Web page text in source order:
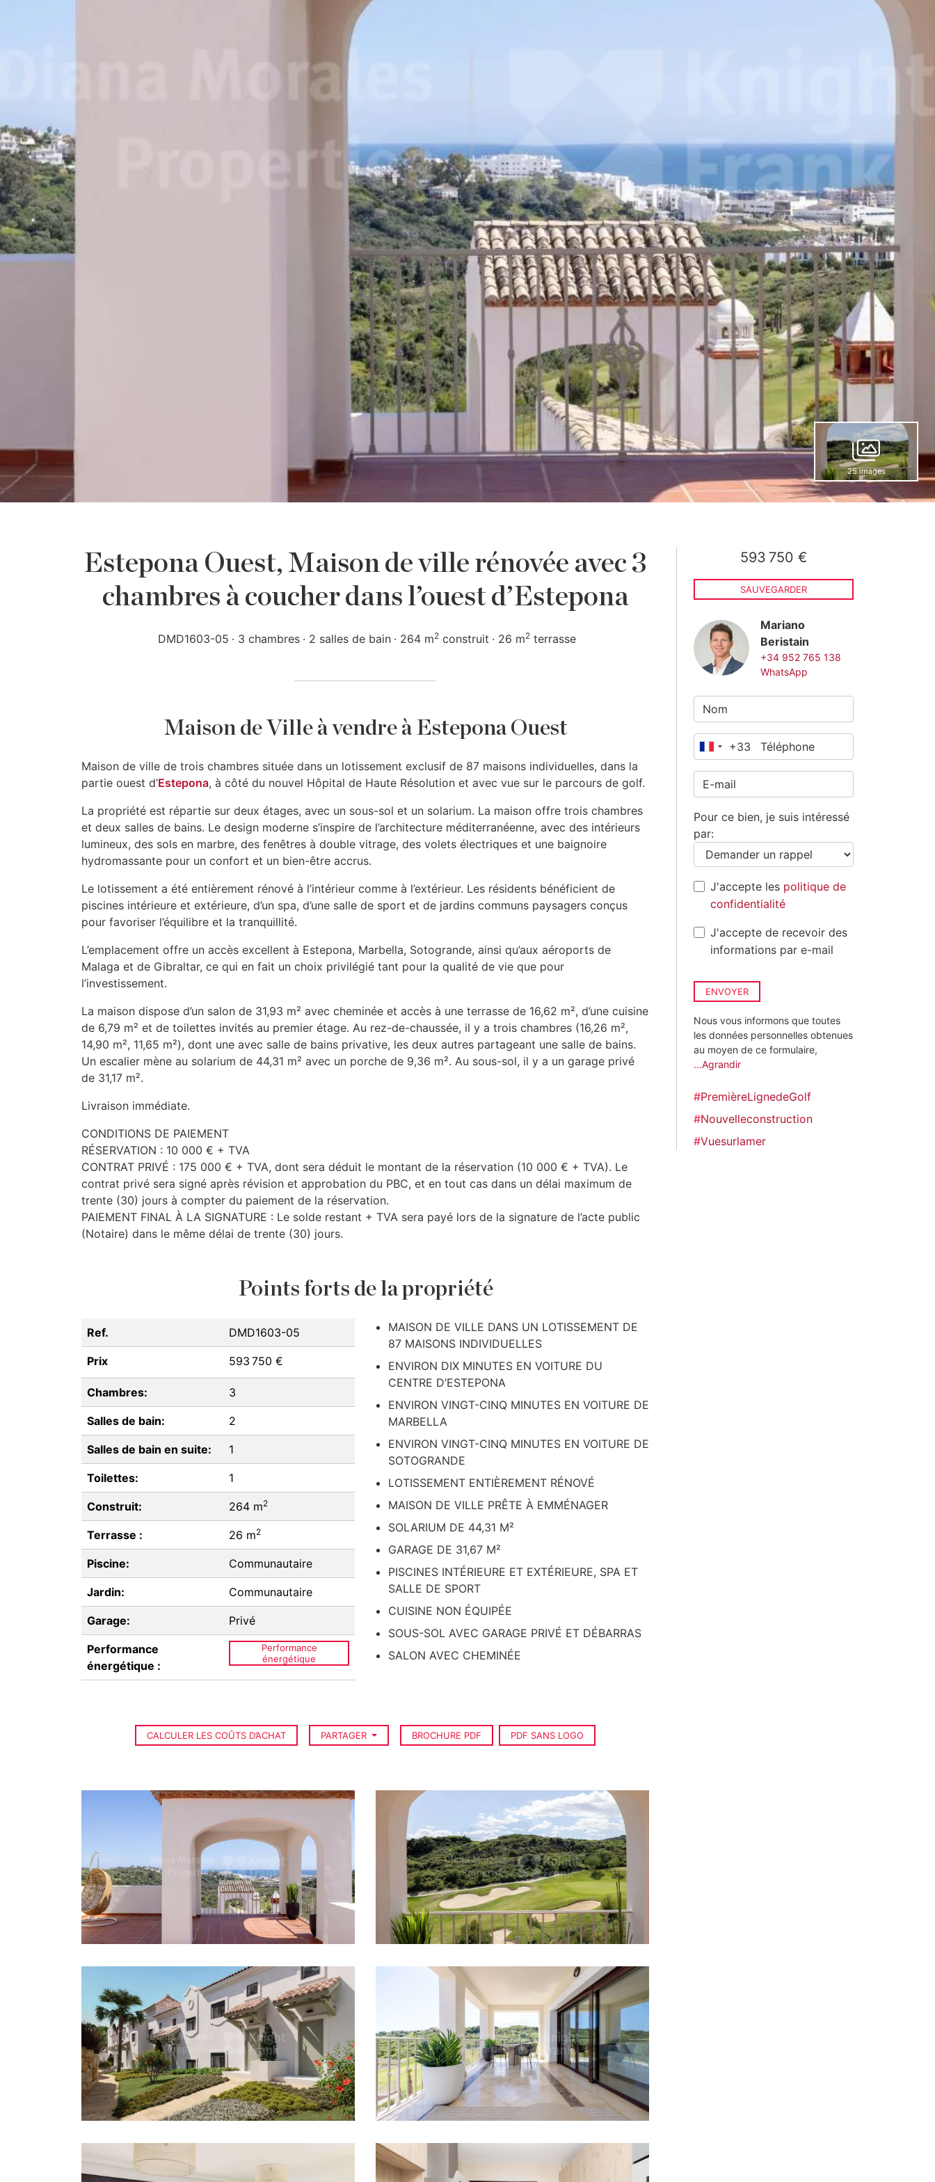
25 images
Estepona Ouest, Maison de ville rénovée avec 3
chambres à coucher dans l’ouest d’Estepona
DMD1603-05 3 chambres 2 salles de bain 264 m2construit 26 m2terrasse
Maison de Ville à vendre à Estepona Ouest
Maison de ville de trois chambres située dans un lotissement exclusif de 87 maisons individuelles, dans la
partie ouest d’Estepona, à côté du nouvel Hôpital de Haute Résolution et avec vue sur le parcours de golf.
La propriété est répartie sur deux étages, avec un sous-sol et un solarium. La maison offre trois chambres
et deux salles de bains. Le design moderne s’inspire de l’architecture méditerranéenne, avec des intérieurs
lumineux, des sols en marbre, des fenêtres à double vitrage, des volets électriques et une baignoire
hydromassante pour un confort et un bien-être accrus.
Le lotissement a été entièrement rénové à l’intérieur comme à l’extérieur. Les résidents bénéficient de
piscines intérieure et extérieure, d’un spa, d’une salle de sport et de jardins communs paysagers conçus
pour favoriser l’équilibre et la tranquillité.
L’emplacement offre un accès excellent à Estepona, Marbella, Sotogrande, ainsi qu’aux aéroports de
Malaga et de Gibraltar, ce qui en fait un choix privilégié tant pour la qualité de vie que pour
l’investissement.
La maison dispose d’un salon de 31,93 m² avec cheminée et accès à une terrasse de 16,62 m², d’une cuisine
de 6,79 m² et de toilettes invités au premier étage. Au rez-de-chaussée, il y a trois chambres (16,26 m²,
14,90 m², 11,65 m²), dont une avec salle de bains privative, les deux autres partageant une salle de bains.
Un escalier mène au solarium de 44,31 m² avec un porche de 9,36 m². Au sous-sol, il y a un garage privé
de 31,17 m².
Livraison immédiate.
CONDITIONS DE PAIEMENT
RÉSERVATION : 10 000 € + TVA
CONTRAT PRIVÉ : 175 000 € + TVA, dont sera déduit le montant de la réservation (10 000 € + TVA). Le
contrat privé sera signé après révision et approbation du PBC, et en tout cas dans un délai maximum de
trente (30) jours à compter du paiement de la réservation.
PAIEMENT FINAL À LA SIGNATURE : Le solde restant + TVA sera payé lors de la signature de l’acte public
(Notaire) dans le même délai de trente (30) jours.
Points forts de la propriété
Ref. DMD1603-05
Prix 593 750 €
Chambres: 3
Salles de bain: 2
Salles de bain en suite: 1
Toilettes: 1
Construit: 264 m2
Terrasse : 26 m2
Piscine: Communautaire
Jardin: Communautaire
Garage: Privé
Performance
énergétique :
Performance
énergétique
MAISON DE VILLE DANS UN LOTISSEMENT DE
87 MAISONS INDIVIDUELLES
ENVIRON DIX MINUTES EN VOITURE DU
CENTRE D’ESTEPONA
ENVIRON VINGT-CINQ MINUTES EN VOITURE DE
MARBELLA
ENVIRON VINGT-CINQ MINUTES EN VOITURE DE
SOTOGRANDE
LOTISSEMENT ENTIÈREMENT RÉNOVÉ
MAISON DE VILLE PRÊTE À EMMÉNAGER
SOLARIUM DE 44,31 M²
GARAGE DE 31,67 M²
PISCINES INTÉRIEURE ET EXTÉRIEURE, SPA ET
SALLE DE SPORT
CUISINE NON ÉQUIPÉE
SOUS-SOL AVEC GARAGE PRIVÉ ET DÉBARRAS
SALON AVEC CHEMINÉE
CALCULER LES COÛTS D’ACHAT PARTAGER BROCHURE PDF PDF SANS LOGO
593 750 €
SAUVEGARDER
Mariano
Beristain
+34 952 765 138
WhatsApp
France
+33
Pour ce bien, je suis intéressé
par:
J'accepte les politique de
confidentialité
J'accepte de recevoir des
informations par e-mail
ENVOYER
Nous vous informons que toutes
les données personnelles obtenues
au moyen de ce formulaire,
...Agrandir
#PremièreLignedeGolf
#Nouvelleconstruction
#Vuesurlamer